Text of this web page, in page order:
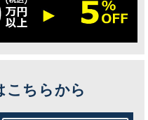
こちらから